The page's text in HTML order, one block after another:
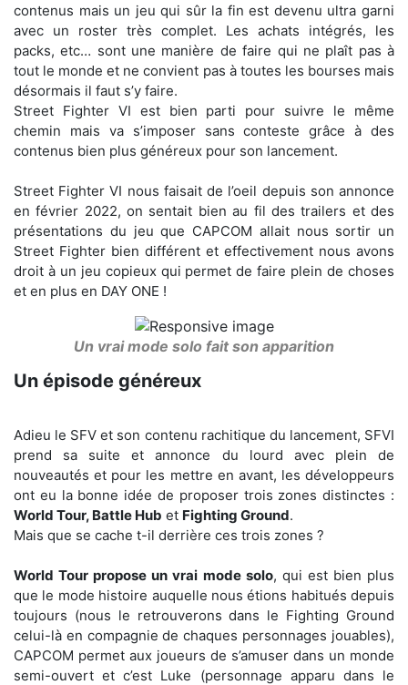
contenus mais un jeu qui sûr la fin est devenu ultra garni
avec un roster très complet. Les achats intégrés, les
packs, etc… sont une manière de faire qui ne plaît pas à
tout le monde et ne convient pas à toutes les bourses mais
désormais il faut s’y faire.
Street Fighter VI est bien parti pour suivre le même
chemin mais va s’imposer sans conteste grâce à des
contenus bien plus généreux pour son lancement.
Street Fighter VI nous faisait de l’oeil depuis son annonce
en février 2022, on sentait bien au fil des trailers et des
présentations du jeu que CAPCOM allait nous sortir un
Street Fighter bien différent et effectivement nous avons
droit à un jeu copieux qui permet de faire plein de choses
et en plus en DAY ONE !
Un vrai mode solo fait son apparition
Un épisode généreux
Adieu le SFV et son contenu rachitique du lancement, SFVI
prend sa suite et annonce du lourd avec plein de
nouveautés et pour les mettre en avant, les développeurs
ont eu la bonne idée de proposer trois zones distinctes :
World Tour, Battle Hub et Fighting Ground.
Mais que se cache t-il derrière ces trois zones ?
World Tour propose un vrai mode solo, qui est bien plus
que le mode histoire auquelle nous étions habitués depuis
toujours (nous le retrouverons dans le Fighting Ground
celui-là en compagnie de chaques personnages jouables),
CAPCOM permet aux joueurs de s’amuser dans un monde
semi-ouvert et c’est Luke (personnage apparu dans le